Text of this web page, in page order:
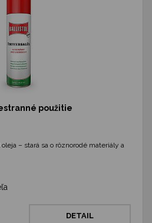
použitie
– stará sa o rôznorodé materiály a
DETAIL